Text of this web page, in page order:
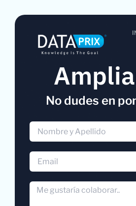
No dudes en